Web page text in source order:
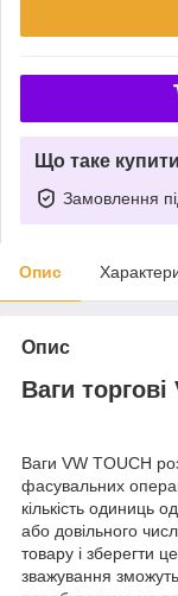
Що таке
Замовлення
Опис
Опис
Ваги
Ваги VW TOUCH
фасувальних
кількість одиниць
або довільного
товару і зберегти
зважування